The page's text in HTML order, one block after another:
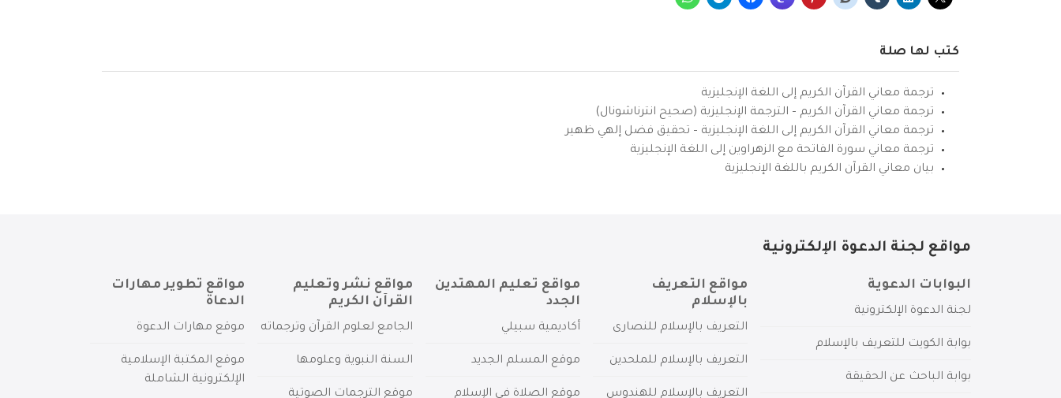
كتب لها صلة
ترجمة معاني القرآن الكريم إلى اللغة الإنجليزية
ترجمة معاني القرآن الكريم – الترجمة الإنجليزية (صحيح انترناشونال)
ترجمة معاني القرآن الكريم إلى اللغة الإنجليزية – تحقيق فضل إلهي ظهير
ترجمة معاني سورة الفاتحة مع الزهراوين إلى اللغة الإنجليزية
بيان معاني القرآن الكريم باللغة الإنجليزية
مواقع لجنة الدعوة الإلكترونية
البوابات الدعوية
لجنة الدعوة الإلكترونية
بوابة الكويت للتعريف بالإسلام
بوابة الباحث عن الحقيقة
مواقع التعريف
بالإسلام
التعريف بالإسلام للنصارى
التعريف بالإسلام للملحدين
التعريف بالإسلام للهندوس
مواقع تعليم المهتدين
الجدد
أكاديمية سبيلي
موقع المسلم الجديد
موقع الصلاة في الإسلام
مواقع نشر وتعليم
القرآن الكريم
الجامع لعلوم القرآن وترجماته
السنة النبوية وعلومها
موقع الترجمات الصوتية
مواقع تطوير مهارات
الدعاة
موقع مهارات الدعوة
موقع المكتبة الإسلامية
الإلكترونية الشاملة